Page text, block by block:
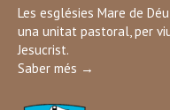
in
new
window
Les esglésies Mare de
una unitat pastoral, per
Jesucrist.
Saber més →